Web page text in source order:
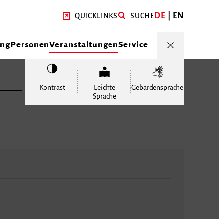
QUICKLINKS SUCHEDE EN
PersonenVeranstaltungenService
Kontrast
Leichte
Sprache
Gebärdensprache